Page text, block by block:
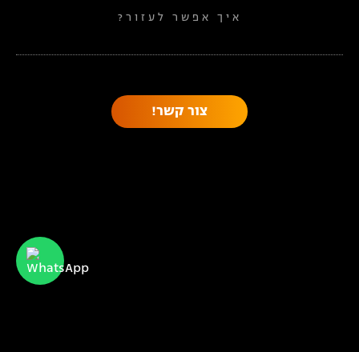
איך אפשר לעזור?